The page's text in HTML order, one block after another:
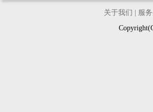
关于我们 服